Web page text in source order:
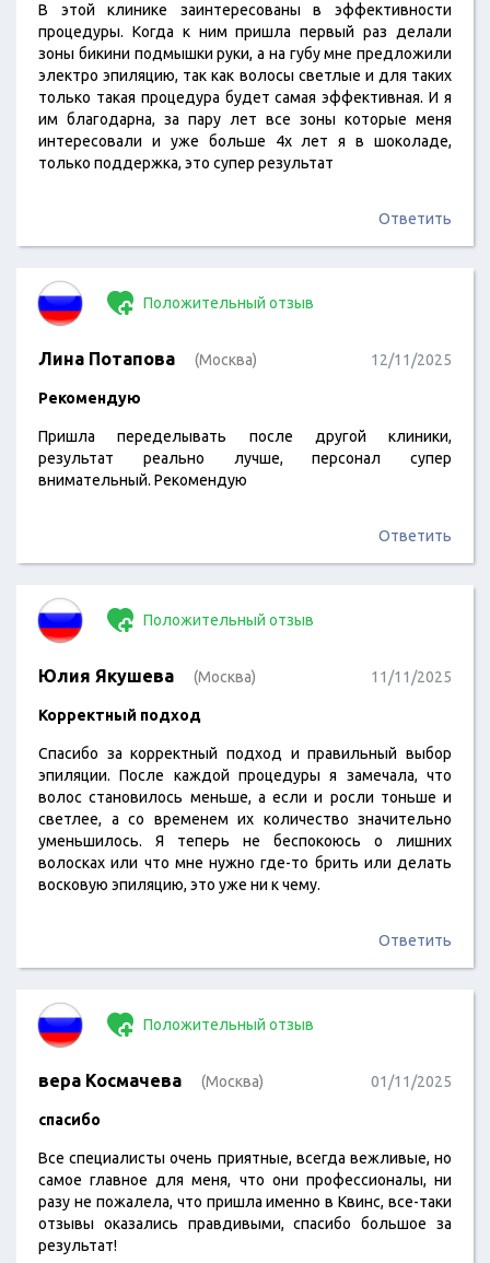
В этой клинике заинтересованы в эффективности
процедуры. Когда к ним пришла первый раз делали
зоны бикини подмышки руки, а на губу мне предложили
электро эпиляцию, так как волосы светлые и для таких
только такая процедура будет самая эффективная. И я
им благодарна, за пару лет все зоны которые меня
интересовали и уже больше 4х лет я в шоколаде,
только поддержка, это супер результат
Ответить
Положительный отзыв
Лина Потапова (Москва) 12/11/2025
Рекомендую
Пришла переделывать после другой клиники,
результат реально лучше, персонал супер
внимательный. Рекомендую
Ответить
Положительный отзыв
Юлия Якушева (Москва) 11/11/2025
Корректный подход
Спасибо за корректный подход и правильный выбор
эпиляции. После каждой процедуры я замечала, что
волос становилось меньше, а если и росли тоньше и
светлее, а со временем их количество значительно
уменьшилось. Я теперь не беспокоюсь о лишних
волосках или что мне нужно где-то брить или делать
восковую эпиляцию, это уже ни к чему.
Ответить
Положительный отзыв
вера Космачева (Москва) 01/11/2025
спасибо
Все специалисты очень приятные, всегда вежливые, но
самое главное для меня, что они профессионалы, ни
разу не пожалела, что пришла именно в Квинс, все-таки
отзывы оказались правдивыми, спасибо большое за
результат!